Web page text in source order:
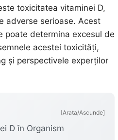
toxicitatea vitaminei D,
adverse serioase. Acest
poate determina excesul de
acestei toxicități,
și perspectivele experților
[Arata/Ascunde]
D în Organism